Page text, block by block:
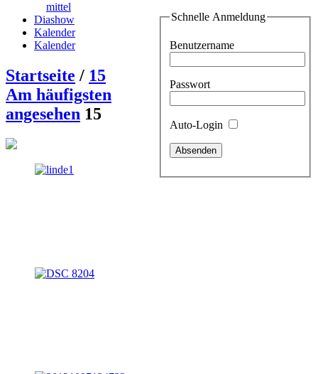
Schnelle Anmeldung
Benutzername
Passwort
Auto-Login
mittel
Diashow
Kalender
Kalender
Startseite / 15
Am häufigsten
angesehen 15